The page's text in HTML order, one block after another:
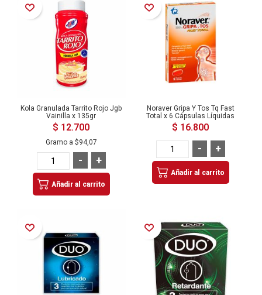
Añadir a la Lista de Deseos
Kola Granulada Tarrito Rojo Jgb
Vainilla x 135gr
$ 12.700
Gramo a $94,07
+
-
Añadir al carrito
Añadir a la Lista de Deseos
Noraver Gripa Y Tos Tq Fast
Total x 6 Cápsulas Líquidas
$ 16.800
+
-
Añadir al carrito
Añadir a la Lista de Deseos Añadir a la Lista de Deseos